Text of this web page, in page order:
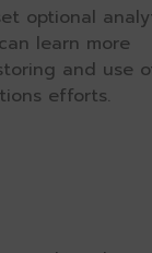
optional
learn more
and use
efforts.